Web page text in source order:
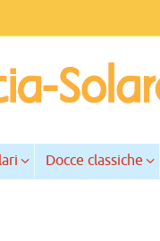
Docce classiche